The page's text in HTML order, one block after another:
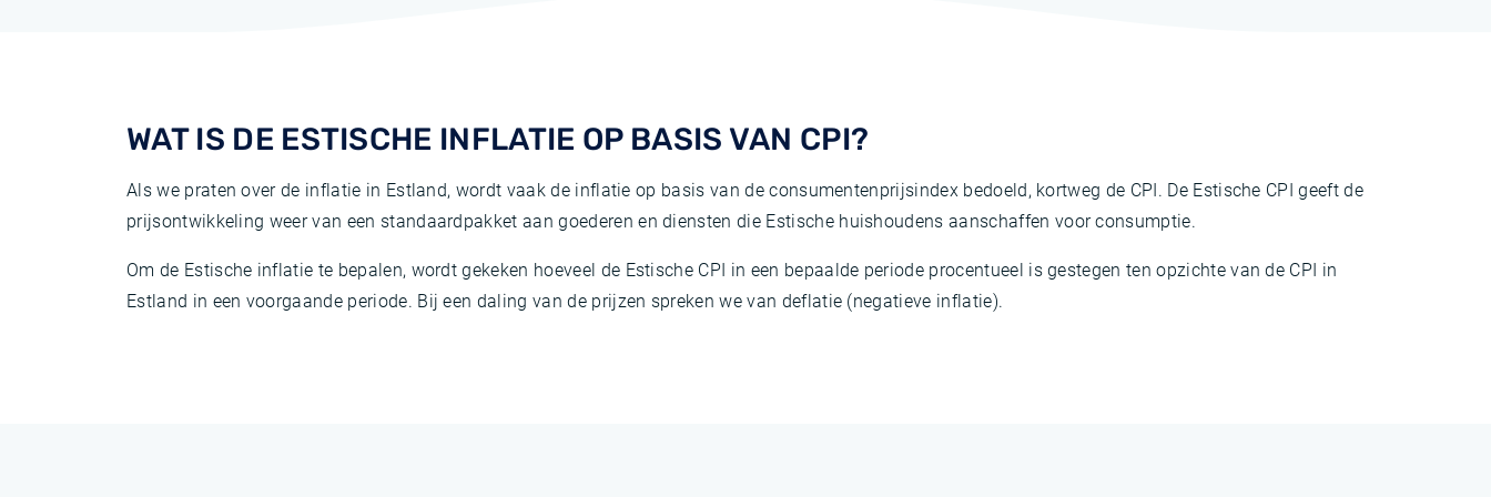
WAT IS DE ESTISCHE INFLATIE OP BASIS VAN CPI?
Als we praten over de inflatie in Estland, wordt vaak de inflatie op basis van de consumentenprijsindex bedoeld, kortweg de CPI. De Estische CPI geeft de
prijsontwikkeling weer van een standaardpakket aan goederen en diensten die Estische huishoudens aanschaffen voor consumptie.
Om de Estische inflatie te bepalen, wordt gekeken hoeveel de Estische CPI in een bepaalde periode procentueel is gestegen ten opzichte van de CPI in
Estland in een voorgaande periode. Bij een daling van de prijzen spreken we van deflatie (negatieve inflatie).